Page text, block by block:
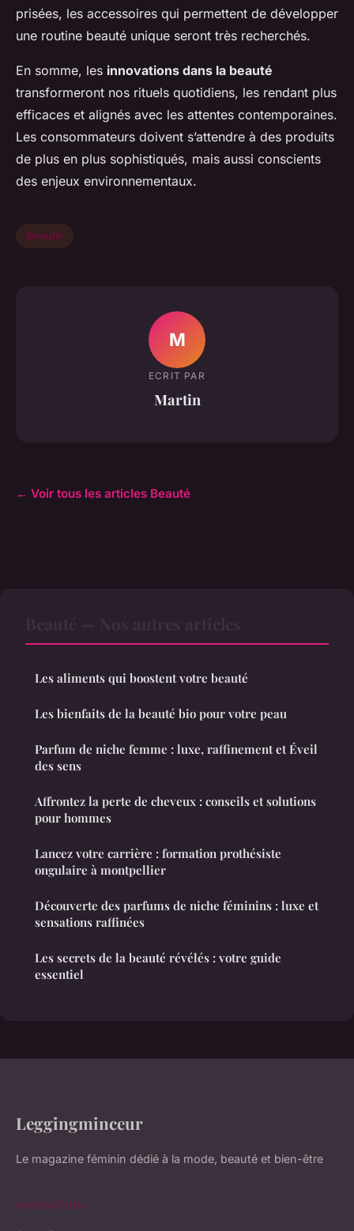
prisées, les accessoires qui permettent de développer
une routine beauté unique seront très recherchés.
En somme, les innovations dans la beauté
transformeront nos rituels quotidiens, les rendant plus
efficaces et alignés avec les attentes contemporaines.
Les consommateurs doivent s’attendre à des produits
de plus en plus sophistiqués, mais aussi conscients
des enjeux environnementaux.
Beauté
M
ECRIT PAR
Martin
← Voir tous les articles Beauté
Les aliments qui boostent votre beauté
Les bienfaits de la beauté bio pour votre peau
Parfum de niche femme : luxe, raffinement et Éveil
des sens
Affrontez la perte de cheveux : conseils et solutions
pour hommes
Lancez votre carrière : formation prothésiste
ongulaire à montpellier
Découverte des parfums de niche féminins : luxe et
sensations raffinées
Les secrets de la beauté révélés : votre guide
essentiel
Leggingminceur
Le magazine féminin dédié à la mode, beauté et bien-être
NAVIGATION